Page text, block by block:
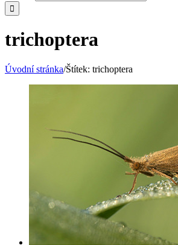
trichoptera
Úvodní stránka/Štítek: trichoptera